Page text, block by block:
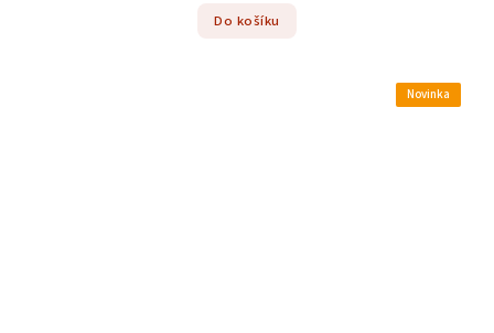
Do košíku
Novinka